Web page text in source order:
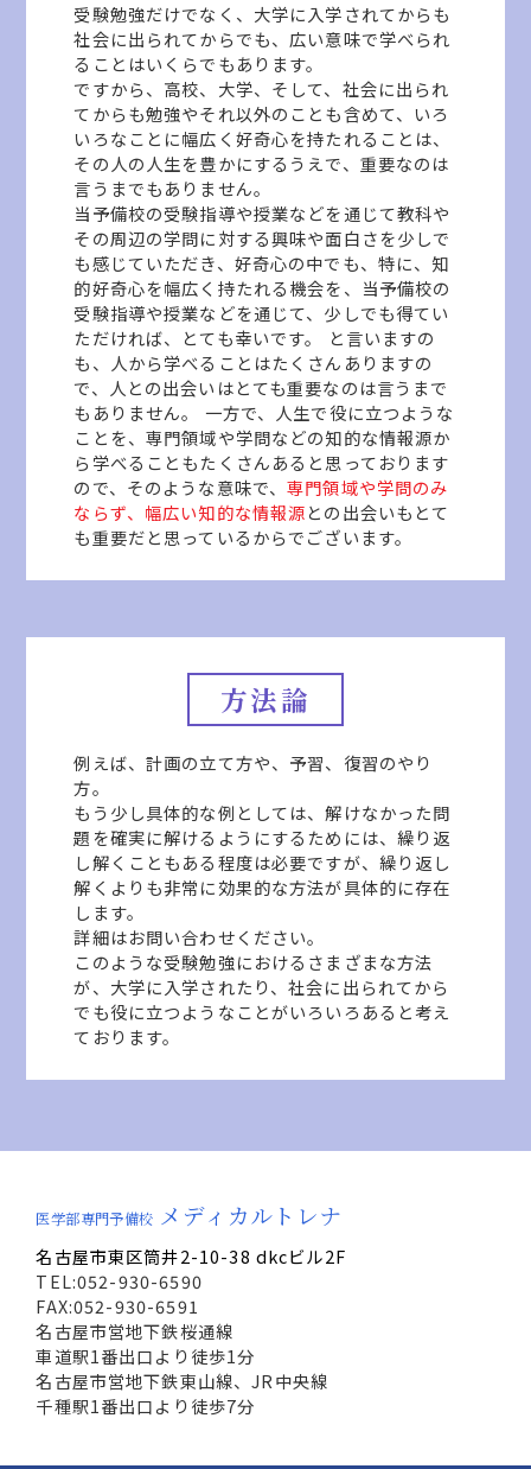
受験勉強だけでなく、大学に入学されてからも
社会に出られてからでも、広い意味で学べられ
ることはいくらでもあります。
ですから、高校、大学、そして、社会に出られ
てからも勉強やそれ以外のことも含めて、いろ
いろなことに幅広く好奇心を持たれることは、
その人の人生を豊かにするうえで、重要なのは
言うまでもありません。
当予備校の受験指導や授業などを通じて教科や
その周辺の学問に対する興味や面白さを少しで
も感じていただき、好奇心の中でも、特に、知
的好奇心を幅広く持たれる機会を、当予備校の
受験指導や授業などを通じて、少しでも得てい
ただければ、とても幸いです。 と言いますの
も、人から学べることはたくさんありますの
で、人との出会いはとても重要なのは言うまで
もありません。 一方で、人生で役に立つような
ことを、専門領域や学問などの知的な情報源か
ら学べることもたくさんあると思っております
ので、そのような意味で、専門領域や学問のみ
ならず、幅広い知的な情報源との出会いもとて
も重要だと思っているからでございます。
方法論
例えば、計画の立て方や、予習、復習のやり
方。
もう少し具体的な例としては、解けなかった問
題を確実に解けるようにするためには、繰り返
し解くこともある程度は必要ですが、繰り返し
解くよりも非常に効果的な方法が具体的に存在
します。
詳細はお問い合わせください。
このような受験勉強におけるさまざまな方法
が、大学に入学されたり、社会に出られてから
でも役に立つようなことがいろいろあると考え
ております。
医学部専門予備校 メディカルトレナ
名古屋市東区筒井2-10-38 dkcビル2F
TEL:052-930-6590
FAX:052-930-6591
名古屋市営地下鉄桜通線
車道駅1番出口より徒歩1分
名古屋市営地下鉄東山線、JR中央線
千種駅1番出口より徒歩7分